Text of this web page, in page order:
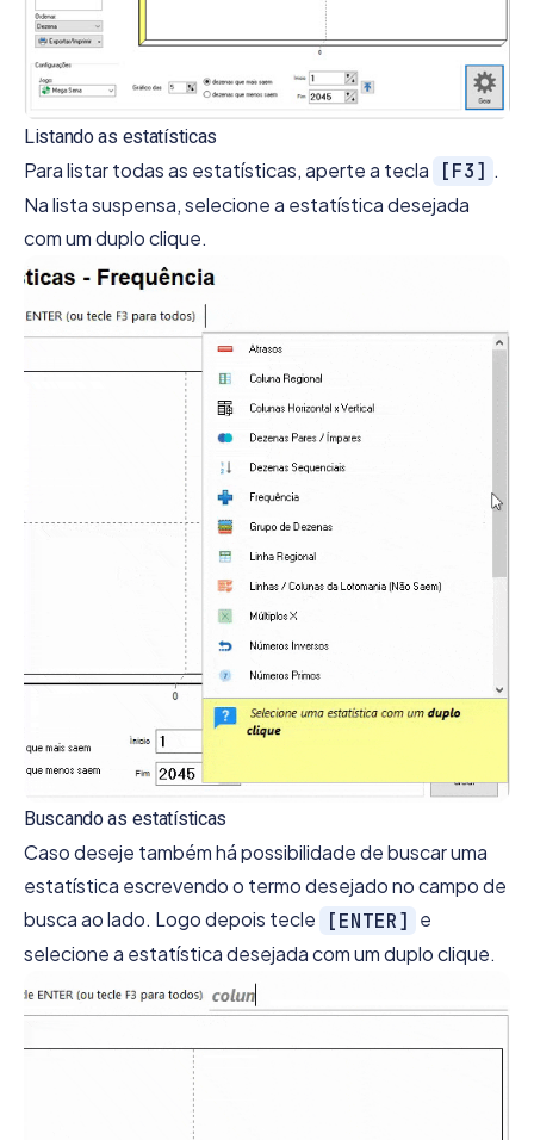
Listando as estatísticas
Para listar todas as estatísticas, aperte a tecla [F3] .
Na lista suspensa, selecione a estatística desejada
com um duplo clique.
Buscando as estatísticas
Caso deseje também há possibilidade de buscar uma
estatística escrevendo o termo desejado no campo de
busca ao lado. Logo depois tecle
[ENTER] e
selecione a estatística desejada com um duplo clique.